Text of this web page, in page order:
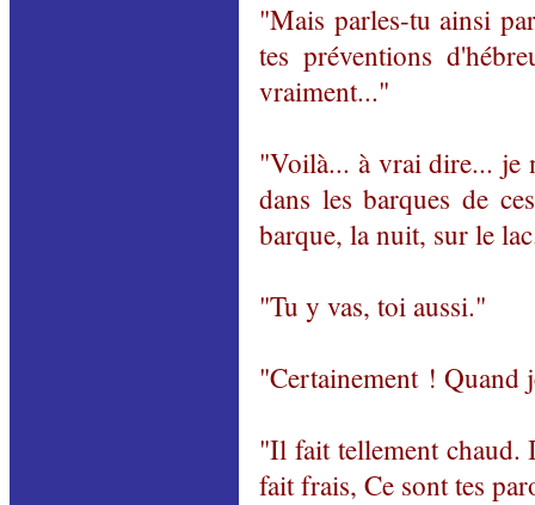
"Mais parles-tu ainsi
tes préventions
vraiment..."
"Voilà... à vrai dire... je
dans les barques de
barque, la nuit, sur le
"Tu y vas, toi aussi."
"Certainement ! Quand
"Il fait tellement
fait frais, Ce sont tes